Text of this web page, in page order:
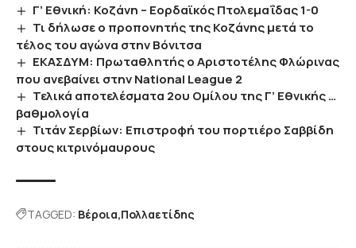
Γ’ Εθνική: Κοζάνη – Εορδαϊκός Πτολεμαΐδας 1-0
Τι δήλωσε ο προπονητής της Κοζάνης μετά το
τέλος του αγώνα στην Βόνιτσα
ΕΚΑΣΔΥΜ: Πρωταθλητής ο Αριστοτέλης Φλώρινας
που ανεβαίνει στην National League 2
Τελικά αποτελέσματα 2ου Ομίλου της Γ’ Εθνικής …
βαθμολογία
Τιτάν Σερβίων: Επιστροφή του πορτιέρο Σαββίδη
στους κιτρινόμαυρους
TAGGED: Βέροια Πολλαετίδης